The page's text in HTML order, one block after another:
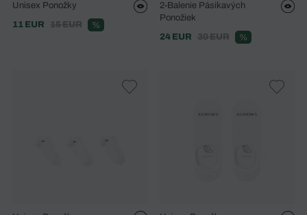
Unisex Ponožky
11 EUR
15 EUR %
2-Balenie Pásikavých
Ponožiek
24 EUR
30 EUR %